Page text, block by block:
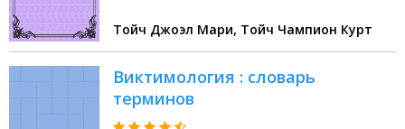
Тойч Джоэл Мари, Тойч Чампион Курт
Виктимология : словарь
терминов